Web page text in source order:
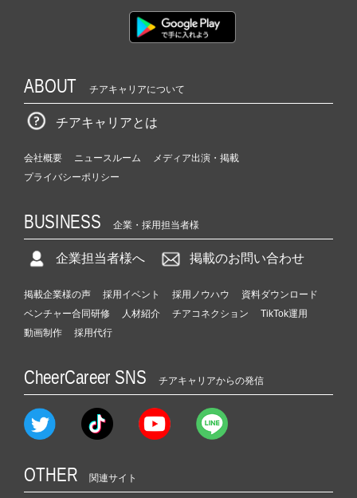
ABOUT チアキャリアについて
チアキャリアとは
会社概要 ニュースルーム
メディア出演・掲載
プライバシーポリシー
BUSINESS 企業・採用担当者様
企業担当者様へ 掲載のお問い合わせ
掲載企業様の声 採用イベント 採用ノウハウ
資料ダウンロード
ベンチャー合同研修
人材紹介 チアコネクション
TikTok運用
動画制作
採用代行
CheerCareer SNS チアキャリアからの発信
OTHER 関連サイト